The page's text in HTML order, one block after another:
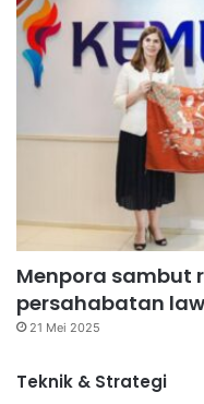
Menpora sambut
persahabatan
21 Mei 2025
Teknik & Strategi